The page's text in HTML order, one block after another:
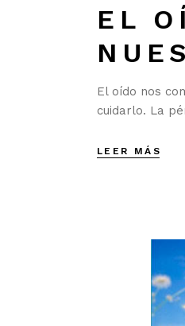
EL
El oído nos
cuidarlo. La
LEER MÁS